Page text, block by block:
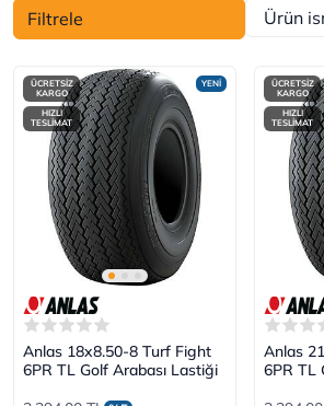
Filtrele
YENİ
ÜCRETSİZ
KARGO
HIZLI
TESLİMAT
Anlas 18x8.50-8 Turf Fight
6PR TL Golf Arabası Lastiği
ÜCRETSİZ
KARGO
HIZLI
TESLİMAT
Anlas
6PR TL